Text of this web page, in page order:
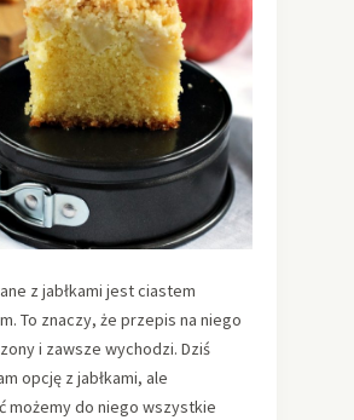
z jabłkami jest ciastem
To znaczy, że przepis na niego
i zawsze wychodzi. Dziś
opcję z jabłkami, ale
możemy do niego wszystkie